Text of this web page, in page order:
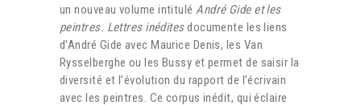
un nouveau volume intituléAndré Gide et les
peintres. Lettres inéditesdocumente les liens
d’André Gide avec Maurice Denis, les Van
Rysselberghe ou les Bussy et permet de saisir la
diversité et l’évolution du rapport de l’écrivain
avec les peintres. Ce corpus inédit, qui éclaire